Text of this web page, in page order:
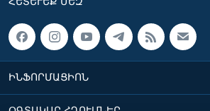
ԻՆՖՈՐՄԱՑԻՈՆ